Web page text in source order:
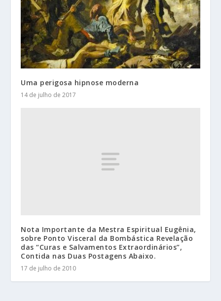
Uma perigosa hipnose moderna
14 de julho de 2017
Nota Importante da Mestra Espiritual Eugênia,
sobre Ponto Visceral da Bombástica Revelação
das “Curas e Salvamentos Extraordinários”,
Contida nas Duas Postagens Abaixo.
17 de julho de 2010